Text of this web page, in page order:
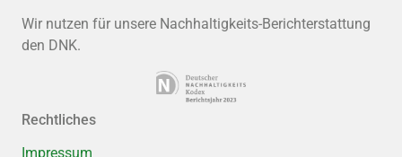
Wir nutzen für unsere Nachhaltigkeits-Berichterstattung
den DNK.
Rechtliches
Impressum